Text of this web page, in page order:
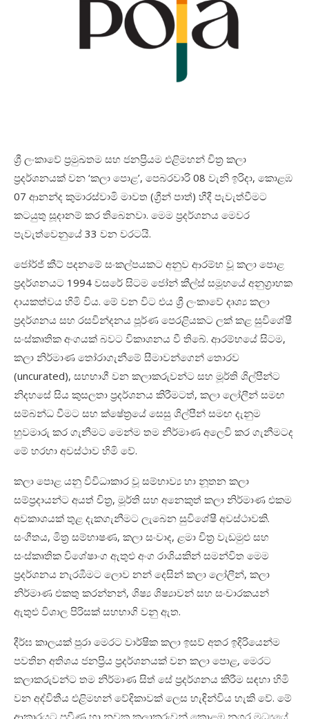
ශ්‍රී ලංකාවේ ප්‍රමුඛතම සහ ජනප්‍රියම එළිමහන් චිත්‍ර කලා
ප්‍රදර්ශනයක් වන ‘කලා පොළ’, පෙබරවාරි 08 වැනි ඉරිදා, කොළඹ
07 ආනන්ද කුමාරස්වාමි මාවත (ග්‍රීන් පාත්) හීදී පැවැත්වීමට
කටයුතු සූදානම් කර තිබෙනවා. මෙම ප්‍රදර්ශනය මෙවර
පැවැත්වෙනුයේ 33 වන වරටයි.
ජෝර්ජ් කීට් පදනමේ සංකල්පයකට අනුව ආරම්භ වූ කලා පොළ
ප්‍රදර්ශනයට 1994 වසරේ සිටම ජෝන් කීල්ස් සමූහයේ අනුග්‍රාහක
දායකත්වය හිමි විය. මේ වන විට එය ශ්‍රී ලංකාවේ දෘශ්‍ය කලා
ප්‍රදර්ශනය සහ රසවින්දනය පූර්ණ පෙරළියකට ලක් කළ සුවිශේෂී
සංස්කෘතික අංගයක් බවට විකාශනය වී තිබේ. ආරම්භයේ සිටම,
කලා නිර්මාණ තෝරාගැනීමේ සීමාවන්ගෙන් තොරව
(uncurated), සහභාගී වන කලාකරුවන්ට සහ මූර්ති ශිල්පීන්ට
නිදහසේ සිය කුසලතා ප්‍රදර්ශනය කිරීමටත්, කලා ලෝලීන් සමඟ
සම්බන්ධ වීමට සහ ක්ෂේත්‍රයේ සෙසු ශිල්පීන් සමඟ දැනුම
හුවමාරු කර ගැනීමට මෙන්ම තම නිර්මාණ අලෙවි කර ගැනීමටද
මේ හරහා අවස්ථාව හිමි වේ.
කලා පොළ යනු විවිධාකාර වූ සම්භාව්‍ය හා නූතන කලා
සම්ප්‍රදායන්ට අයත් චිත්‍ර, මූර්ති සහ අනෙකුත් කලා නිර්මාණ එකම
අවකාශයක් තුළ දැකගැනීමට ලැබෙන සුවිශේෂී අවස්ථාවකි.
සංගීතය, මිත්‍ර සම්භාෂණ, කලා සංවාද, ළමා චිත්‍ර වැඩමුළු සහ
සංස්කෘතික විශේෂාංග ඇතුළු අංග රාශියකින් සමන්විත මෙම
ප්‍රදර්ශනය නැරඹීමට ලොව නන් දෙසින් කලා ලෝලීන්, කලා
නිර්මාණ එකතු කරන්නන්, ශිෂ්‍ය ශිෂ්‍යාවන් සහ සංචාරකයන්
ඇතුළු විශාල පිරිසක් සහභාගි වනු ඇත.
දීර්ඝ කාලයක් පුරා මෙරට වාර්ෂික කලා ඉසව් අතර ඉදිරියෙන්ම
පවතින අතිශය ජනප්‍රිය ප්‍රදර්ශනයක් වන කලා පොළ, මෙරට
කලාකරුවන්ට තම නිර්මාණ සිත් සේ ප්‍රදර්ශනය කිරීම සඳහා හිමි
වන අද්විතීය එළිමහන් වේදිකාවක් ලෙස හැඳින්විය හැකි වේ. මේ